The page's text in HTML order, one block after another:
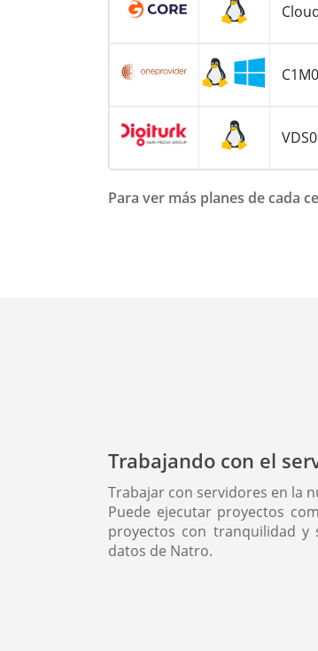
C1M0
VDS0
Para ver más planes de cada
Trabajando con el
Trabajar con servidores en la
Puede ejecutar proyectos
proyectos con tranquilidad
datos de Natro.